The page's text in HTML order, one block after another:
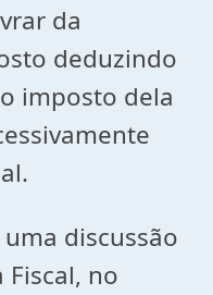
da
deduzindo
imposto dela
discussão
Fiscal, no